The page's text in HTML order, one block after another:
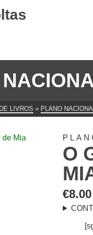
LIVROS » PLANO
O
€8.00